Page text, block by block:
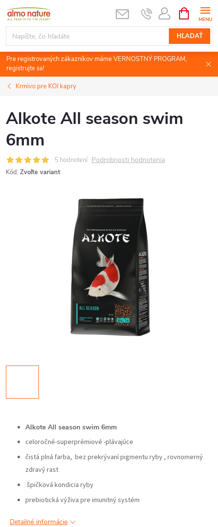
Prejsť
obsah
HĽADAŤ
KOŠÍK
Pre registrovaných zákazníkov máme VERNOSTNÝ PROGRAM,
registrujte sa!
Krmivo pre KOI kapry
Alkote All season swim
6mm
5 hodnotení Podrobnosti hodnotenia
Kód: Zvoľte variant
Alkote All season swim 6mm
celoročné-superprémiové -plávajúce
čistá plná farba, bez prekrývaní pigmentu ryby , rovnomerný
zdravý rast
špičková kondicia ryby
prebiotická výživa pre imunitný systém
Detailné informácie